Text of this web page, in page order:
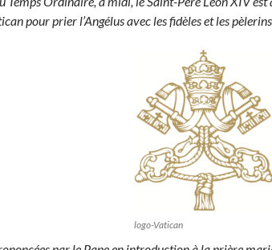
pour prier l’Angélus avec les fidèles et les
logo-Vatican